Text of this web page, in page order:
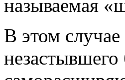
называемая
В этом
незастывшего